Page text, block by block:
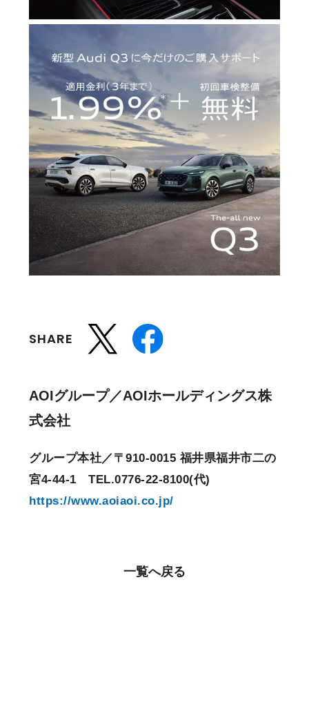
SHARE
AOIグループ／AOIホールディングス株
式会社
グループ本社／〒910-0015 福井県福井市二の
宮4-44-1 TEL.0776-22-8100(代)
https://www.aoiaoi.co.jp/
一覧へ戻る